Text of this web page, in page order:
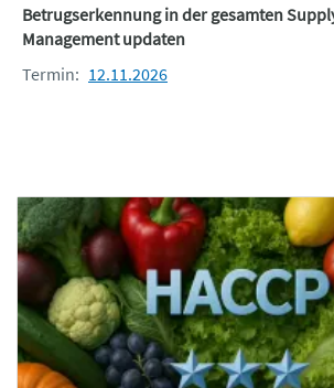
Betrugserkennung in der gesamten
Management updaten
Termin: 12.11.2026